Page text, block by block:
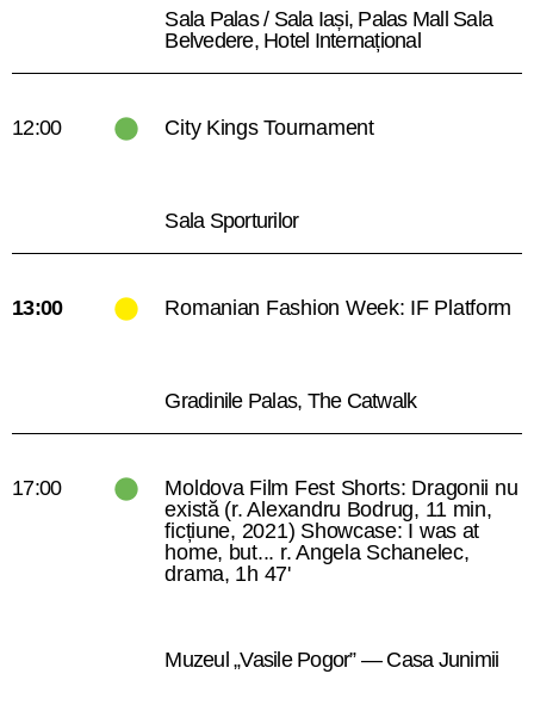
Sala Palas / Sala Iași, Palas Mall Sala
Belvedere, Hotel Internațional
12:00 City Kings Tournament
Sala Sporturilor
13:00 Romanian Fashion Week: IF Platform
Gradinile Palas, The Catwalk
17:00
Moldova Film Fest Shorts: Dragonii nu
există (r. Alexandru Bodrug, 11 min,
ficțiune, 2021) Showcase: I was at
home, but... r. Angela Schanelec,
drama, 1h 47'
Muzeul „Vasile Pogor” — Casa Junimii